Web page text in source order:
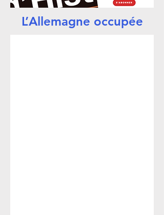
L’Allemagne occupée